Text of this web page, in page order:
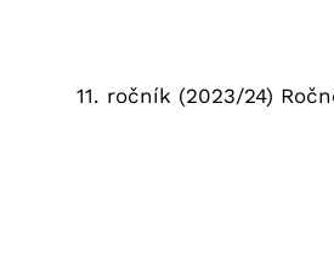
11. ročník (2023/24)